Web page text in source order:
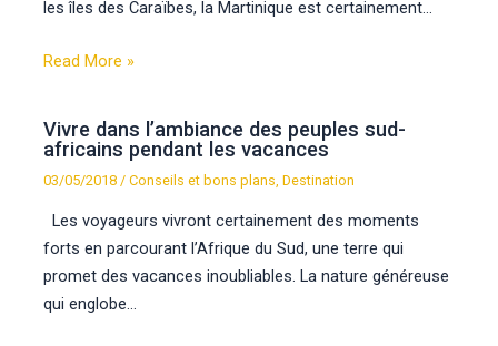
les îles des Caraïbes, la Martinique est certainement…
Read More »
Vivre dans l’ambiance des peuples sud-
africains pendant les vacances
03/05/2018 /Conseils et bons plans ,Destination
Les voyageurs vivront certainement des moments
forts en parcourant l’Afrique du Sud, une terre qui
promet des vacances inoubliables. La nature généreuse
qui englobe…